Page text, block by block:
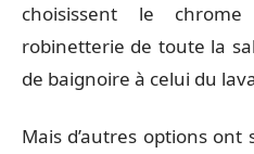
choisissent le
robinetterie de toute la
de baignoire à celui du
Mais d’autres options